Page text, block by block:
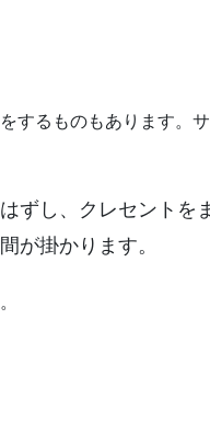
するものもあります。
ずし、クレセントを
が掛かります。